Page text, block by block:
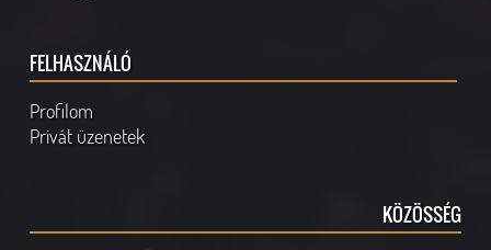
FELHASZNÁLÓ
Profilom
Privát üzenetek
KÖZÖSSÉG